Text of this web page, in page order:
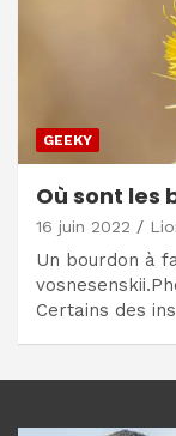
GEEKY
Où sont les
16 juin 2022
Un bourdon à
Certains des